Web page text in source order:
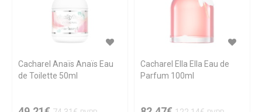
Cacharel Anaïs Anaïs Eau
de Toilette 50ml
Cacharel Ella Ella Eau de
Parfum 100ml